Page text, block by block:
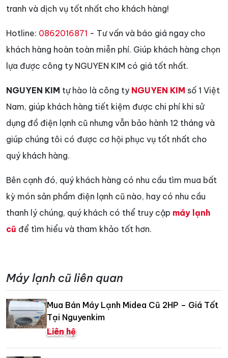
tranh và dịch vụ tốt nhất cho khách hàng!
Hotline: 0862016871 - Tư vấn và báo giá ngay cho
khách hàng hoàn toàn miễn phí. Giúp khách hàng chọn
lựa được công ty NGUYEN KIM có giá tốt nhất.
NGUYEN KIM tự hào là công ty NGUYEN KIM số 1 Việt
Nam, giúp khách hàng tiết kiệm được chi phí khi sử
dụng đồ điện lạnh cũ nhưng vẫn bảo hành 12 tháng và
giúp chúng tôi có được cơ hội phục vụ tốt nhất cho
quý khách hàng.
Bên cạnh đó, quý khách hàng có nhu cầu tìm mua bất
kỳ món sản phẩm điện lạnh cũ nào, hay có nhu cầu
thanh lý chúng, quý khách có thể truy cập máy lạnh
cũ để tìm hiểu và tham khảo tốt hơn.
Máy lạnh cũ liên quan
Mua Bán Máy Lạnh Midea Cũ 2HP – Giá Tốt
Tại Nguyenkim
Liên hệ